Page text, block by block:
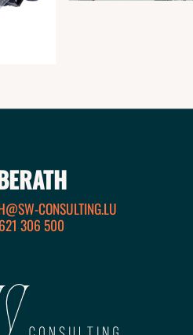
CONSULTING.LU
306 500